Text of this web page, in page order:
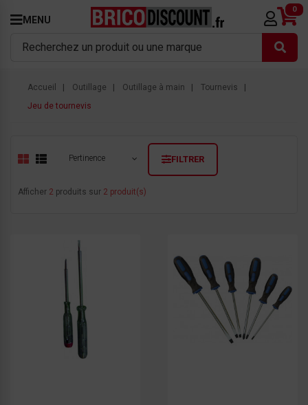
MENU
0
Accueil Outillage Outillage à main
Tournevis
Jeu de tournevis
Pertinence FILTRER
Afficher 2 produits sur 2 produit(s)